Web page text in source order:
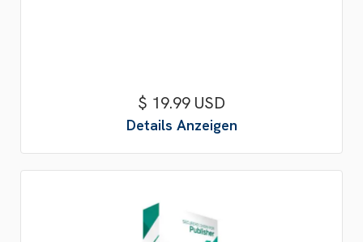
$ 19.99 USD
Details Anzeigen